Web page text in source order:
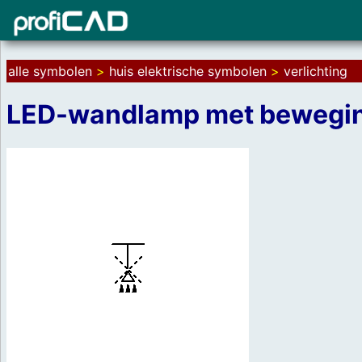
alle symbolen > huis elektrische symbolen > verlichting
LED-wandlamp met